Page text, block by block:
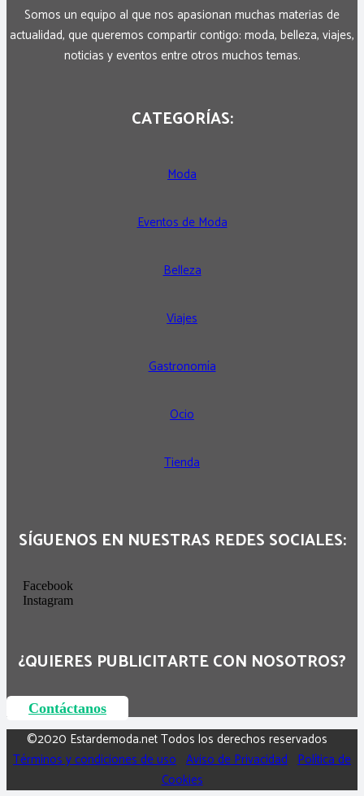
Somos un equipo al que nos apasionan muchas materias de
actualidad, que queremos compartir contigo: moda, belleza, viajes,
noticias y eventos entre otros muchos temas.
CATEGORÍAS:
Moda
Eventos de Moda
Belleza
Viajes
Gastronomía
Ocio
Tienda
SÍGUENOS EN NUESTRAS REDES SOCIALES:
Facebook
Instagram
¿QUIERES PUBLICITARTE CON NOSOTROS?
Contáctanos
©2020 Estardemoda.net Todos los derechos reservados
Términos y condiciones de uso Aviso de Privacidad Política de
Cookies